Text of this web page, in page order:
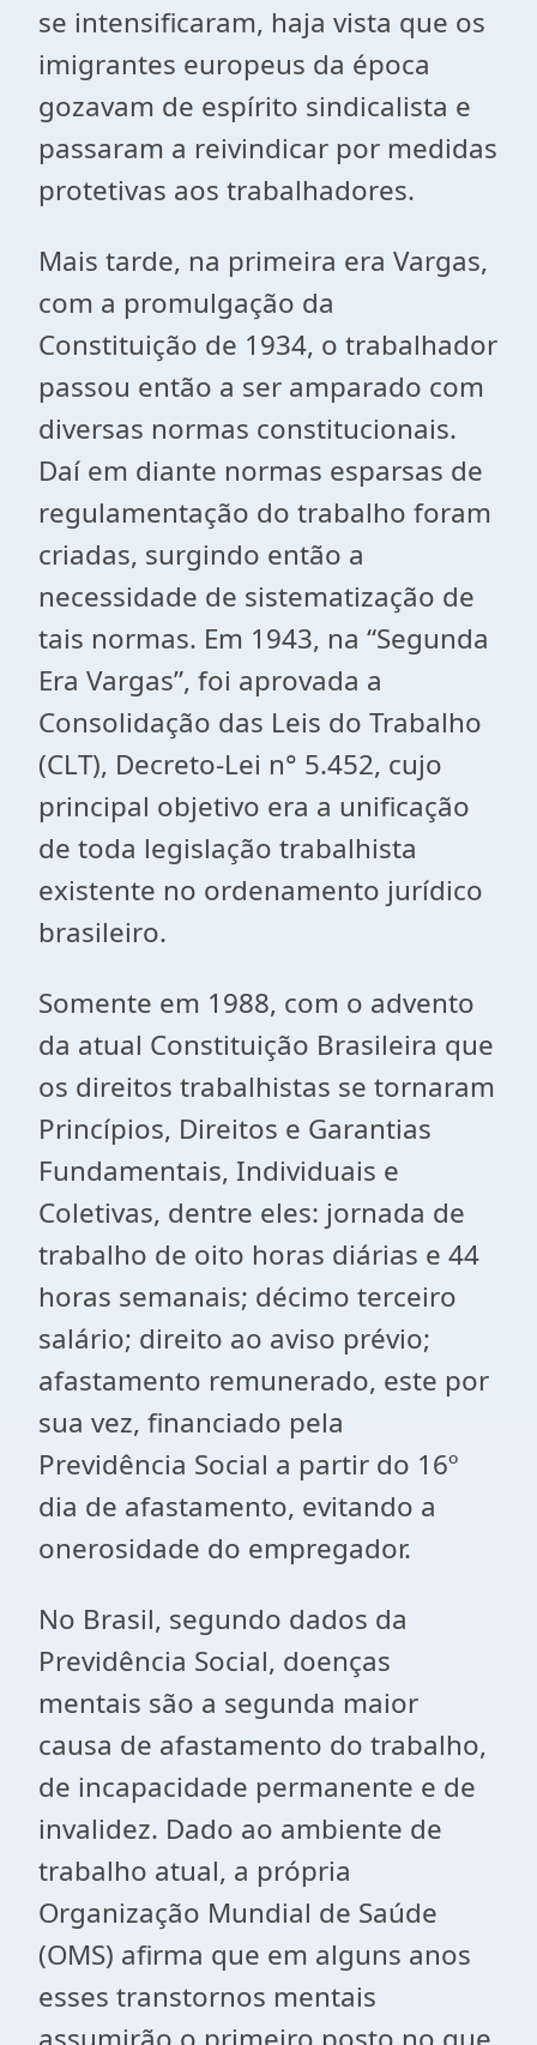
se intensificaram, haja vista que os
imigrantes europeus da época
gozavam de espírito sindicalista e
passaram a reivindicar por medidas
protetivas aos trabalhadores.
Mais tarde, na primeira era Vargas,
com a promulgação da
Constituição de 1934, o trabalhador
passou então a ser amparado com
diversas normas constitucionais.
Daí em diante normas esparsas de
regulamentação do trabalho foram
criadas, surgindo então a
necessidade de sistematização de
tais normas. Em 1943, na “Segunda
Era Vargas”, foi aprovada a
Consolidação das Leis do Trabalho
(CLT), Decreto-Lei n° 5.452, cujo
principal objetivo era a unificação
de toda legislação trabalhista
existente no ordenamento jurídico
brasileiro.
Somente em 1988, com o advento
da atual Constituição Brasileira que
os direitos trabalhistas se tornaram
Princípios, Direitos e Garantias
Fundamentais, Individuais e
Coletivas, dentre eles: jornada de
trabalho de oito horas diárias e 44
horas semanais; décimo terceiro
salário; direito ao aviso prévio;
afastamento remunerado, este por
sua vez, financiado pela
Previdência Social a partir do 16º
dia de afastamento, evitando a
onerosidade do empregador.
No Brasil, segundo dados da
Previdência Social, doenças
mentais são a segunda maior
causa de afastamento do trabalho,
de incapacidade permanente e de
invalidez. Dado ao ambiente de
trabalho atual, a própria
Organização Mundial de Saúde
(OMS) afirma que em alguns anos
esses transtornos mentais